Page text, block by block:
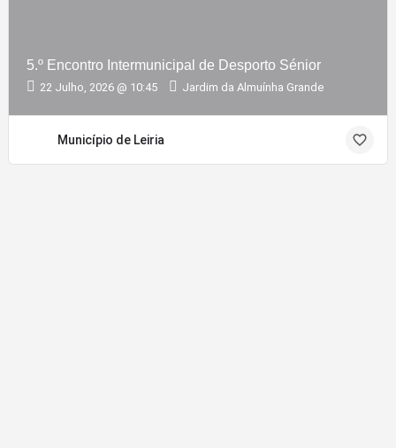
5.º Encontro Intermunicipal de Desporto Sénior
22 Julho, 2026 @ 10:45 Jardim da Almuínha Grande
Município de Leiria